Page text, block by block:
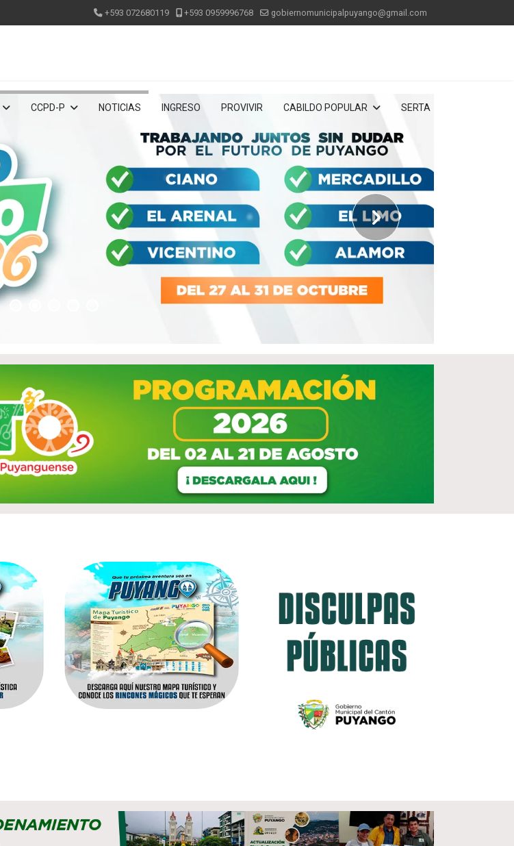
+593 072680119 +593 0959996768 gobiernomunicipalpuyango@gmail.com
CCPD-P NOTICIAS INGRESO PROVIVIR CABILDO POPULAR SERTA